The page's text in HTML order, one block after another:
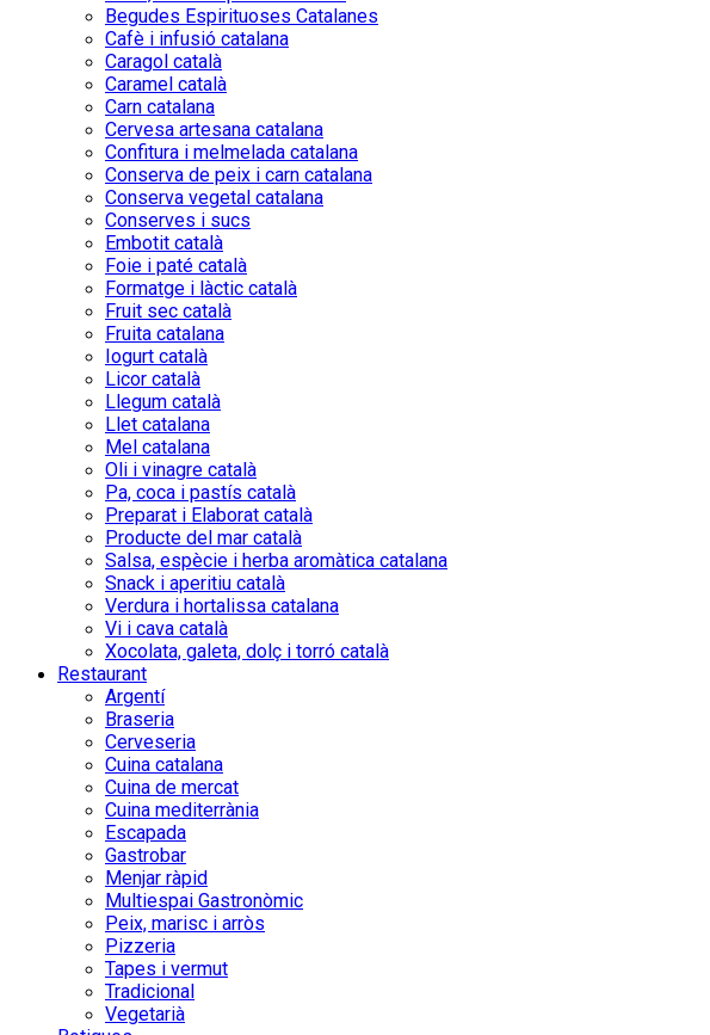
Begudes Espirituoses Catalanes
Cafè i infusió catalana
Caragol català
Caramel català
Carn catalana
Cervesa artesana catalana
Confitura i melmelada catalana
Conserva de peix i carn catalana
Conserva vegetal catalana
Conserves i sucs
Embotit català
Foie i paté català
Formatge i làctic català
Fruit sec català
Fruita catalana
Iogurt català
Licor català
Llegum català
Llet catalana
Mel catalana
Oli i vinagre català
Pa, coca i pastís català
Preparat i Elaborat català
Producte del mar català
Salsa, espècie i herba aromàtica catalana
Snack i aperitiu català
Verdura i hortalissa catalana
Vi i cava català
Xocolata, galeta, dolç i torró català
Restaurant
Argentí
Braseria
Cerveseria
Cuina catalana
Cuina de mercat
Cuina mediterrània
Escapada
Gastrobar
Menjar ràpid
Multiespai Gastronòmic
Peix, marisc i arròs
Pizzeria
Tapes i vermut
Tradicional
Vegetarià